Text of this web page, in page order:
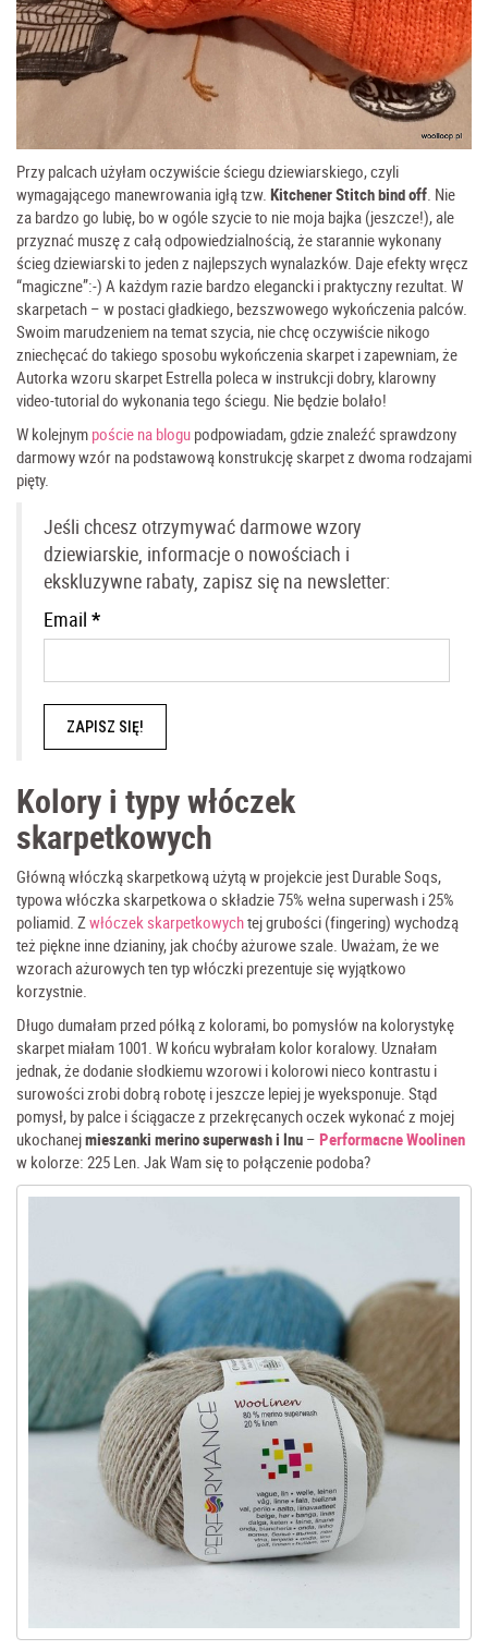
Przy palcach użyłam oczywiście ściegu dziewiarskiego, czyli
wymagającego manewrowania igłą tzw. Kitchener Stitch bind off. Nie
za bardzo go lubię, bo w ogóle szycie to nie moja bajka (jeszcze!), ale
przyznać muszę z całą odpowiedzialnością, że starannie wykonany
ścieg dziewiarski to jeden z najlepszych wynalazków. Daje efekty wręcz
“magiczne”:-) A każdym razie bardzo elegancki i praktyczny rezultat. W
skarpetach – w postaci gładkiego, bezszwowego wykończenia palców.
Swoim marudzeniem na temat szycia, nie chcę oczywiście nikogo
zniechęcać do takiego sposobu wykończenia skarpet i zapewniam, że
Autorka wzoru skarpet Estrella poleca w instrukcji dobry, klarowny
video-tutorial do wykonania tego ściegu. Nie będzie bolało!
W kolejnym poście na blogu podpowiadam, gdzie znaleźć sprawdzony
darmowy wzór na podstawową konstrukcję skarpet z dwoma rodzajami
pięty.
Jeśli chcesz otrzymywać darmowe wzory
dziewiarskie, informacje o nowościach i
ekskluzywne rabaty, zapisz się na newsletter:
Email *
Kolory i typy włóczek
skarpetkowych
Główną włóczką skarpetkową użytą w projekcie jest Durable Soqs,
typowa włóczka skarpetkowa o składzie 75% wełna superwash i 25%
poliamid. Zwłóczek skarpetkowychtej grubości (fingering) wychodzą
też piękne inne dzianiny, jak choćby ażurowe szale. Uważam, że we
wzorach ażurowych ten typ włóczki prezentuje się wyjątkowo
korzystnie.
Długo dumałam przed półką z kolorami, bo pomysłów na kolorystykę
skarpet miałam 1001. W końcu wybrałam kolor koralowy. Uznałam
jednak, że dodanie słodkiemu wzorowi i kolorowi nieco kontrastu i
surowości zrobi dobrą robotę i jeszcze lepiej je wyeksponuje. Stąd
pomysł, by palce i ściągacze z przekręcanych oczek wykonać z mojej
ukochanejmieszanki merino superwash i lnu – Performacne Woolinen
w kolorze: 225 Len. Jak Wam się to połączenie podoba?